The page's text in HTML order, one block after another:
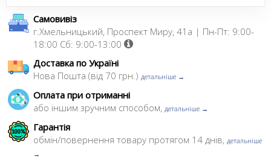
Самовивіз
г.Хмельницький, Проспект Миру, 41а | Пн-Пт: 9:00-
18:00 Сб: 9:00-13:00
Доставка по Україні
Нова Пошта (від 70 грн.) детальніше →
Оплата при отриманні
або іншим зручним способом, детальніше →
Гарантія
обмін/повернення товару протягом 14 днів, детальніше
→